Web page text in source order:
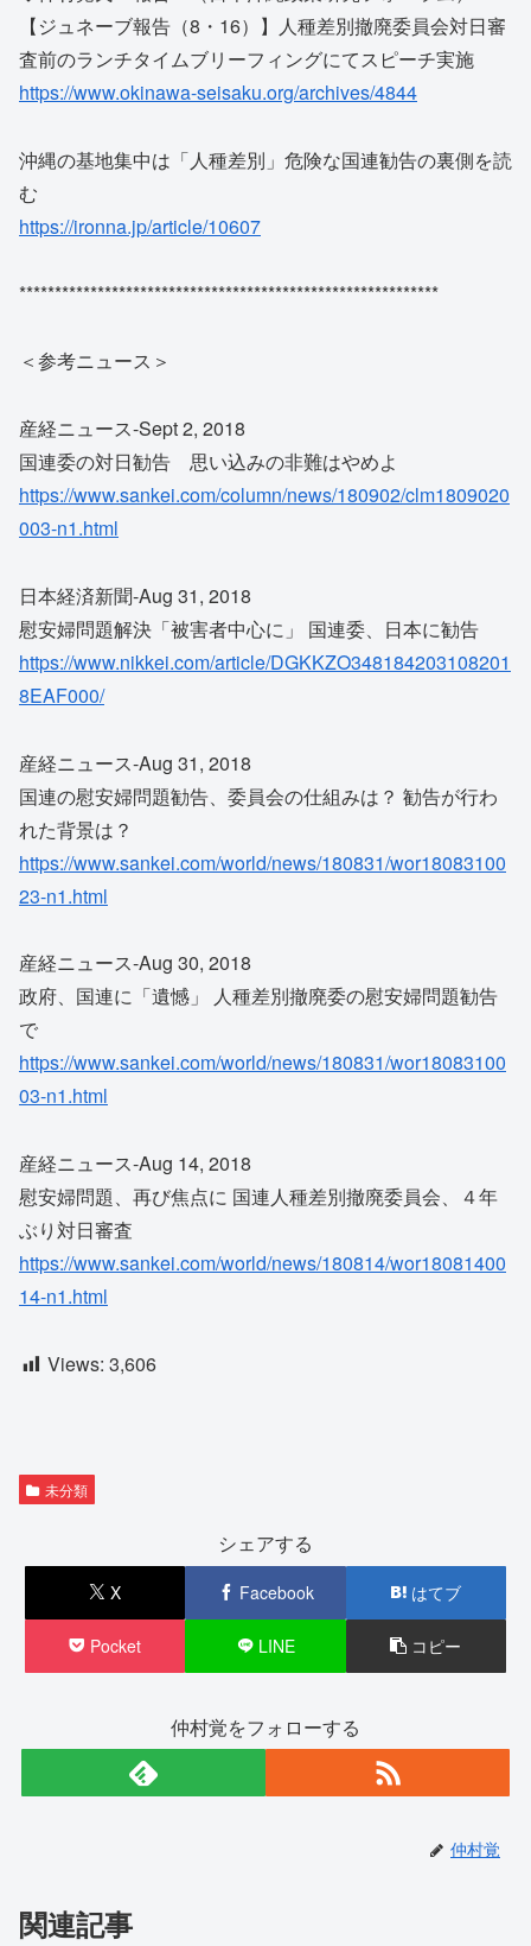
【ジュネーブ報告（8・16）】人種差別撤廃委員会対日審
査前のランチタイムブリーフィングにてスピーチ実施
https://www.okinawa-seisaku.org/archives/4844
沖縄の基地集中は「人種差別」危険な国連勧告の裏側を読
む
https://ironna.jp/article/10607
***********************************************************
＜参考ニュース＞
産経ニュース-Sept 2, 2018
国連委の対日勧告 思い込みの非難はやめよ
https://www.sankei.com/column/news/180902/clm1809020
003-n1.html
日本経済新聞-Aug 31, 2018
慰安婦問題解決「被害者中心に」 国連委、日本に勧告
https://www.nikkei.com/article/DGKKZO348184203108201
8EAF000/
産経ニュース-Aug 31, 2018
国連の慰安婦問題勧告、委員会の仕組みは？ 勧告が行わ
れた背景は？
https://www.sankei.com/world/news/180831/wor18083100
23-n1.html
産経ニュース-Aug 30, 2018
政府、国連に「遺憾」 人種差別撤廃委の慰安婦問題勧告
で
https://www.sankei.com/world/news/180831/wor18083100
03-n1.html
産経ニュース-Aug 14, 2018
慰安婦問題、再び焦点に 国連人種差別撤廃委員会、４年
ぶり対日審査
https://www.sankei.com/world/news/180814/wor18081400
14-n1.html
Views: 3,606
未分類
シェアする
X Facebook はてブ
Pocket LINE コピー
仲村覚をフォローする
仲村覚
関連記事